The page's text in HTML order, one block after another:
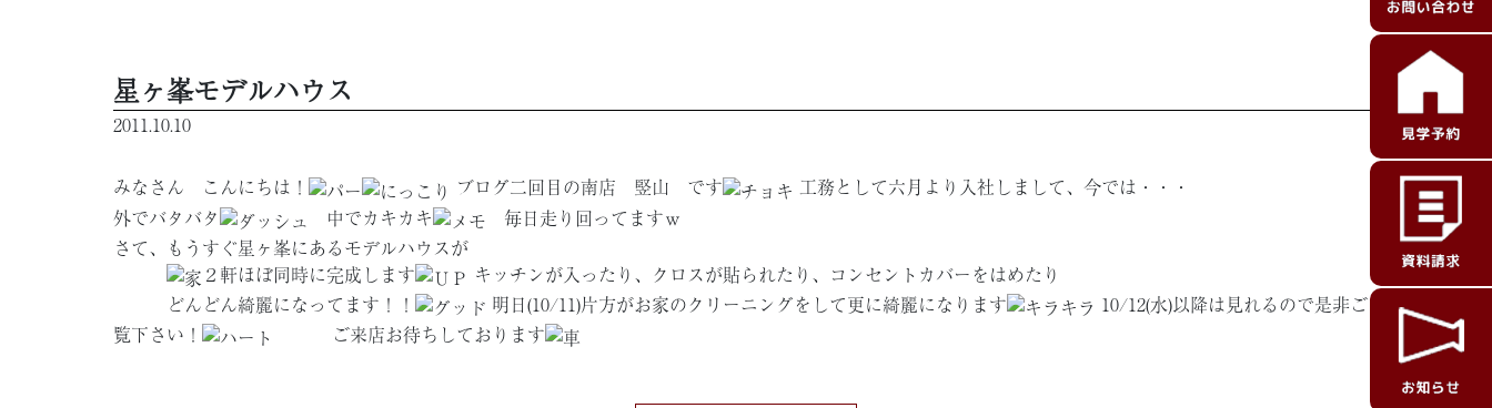
星ヶ峯モデルハウス
2011.10.10
みなさん こんにちは！ ブログ二回目の南店 竪山 です
工務として六月より入社しまして、今では・・・
外でバタバタ
中でカキカキ
毎日走り回ってますｗ
さて、もうすぐ星ヶ峯にあるモデルハウスが
２軒ほぼ同時に完成します
キッチンが入ったり、クロスが貼られたり、コンセントカバーをはめたり
どんどん綺麗になってます！！
明日(10/11)片方がお家のクリーニングをして更に綺麗になります
10/12(水)以降は見れるので是非ご
覧下さい！
ご来店お待ちしております